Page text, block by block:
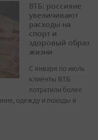
ВТБ: россияне
увеличивают
расходы на
спорт и
здоровый образ
жизни
С января по июль
клиенты ВТБ
потратили более
одежду и походы в